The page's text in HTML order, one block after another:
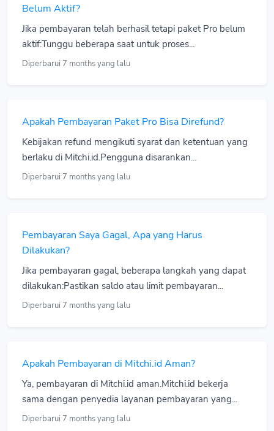
Belum Aktif?
Jika pembayaran telah berhasil tetapi paket Pro belum
aktif:Tunggu beberapa saat untuk proses...
Diperbarui 7 months yang lalu
Apakah Pembayaran Paket Pro Bisa Direfund?
Kebijakan refund mengikuti syarat dan ketentuan yang
berlaku di Mitchi.id.Pengguna disarankan...
Diperbarui 7 months yang lalu
Pembayaran Saya Gagal, Apa yang Harus
Dilakukan?
Jika pembayaran gagal, beberapa langkah yang dapat
dilakukan:Pastikan saldo atau limit pembayaran...
Diperbarui 7 months yang lalu
Apakah Pembayaran di Mitchi.id Aman?
Ya, pembayaran di Mitchi.id aman.Mitchi.id bekerja
sama dengan penyedia layanan pembayaran yang...
Diperbarui 7 months yang lalu